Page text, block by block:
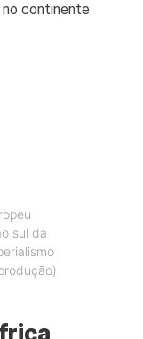
continente
sul da